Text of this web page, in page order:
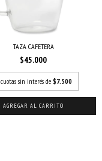
TAZA CAFETERA
$45.000
cuotas sin interés de $7.500